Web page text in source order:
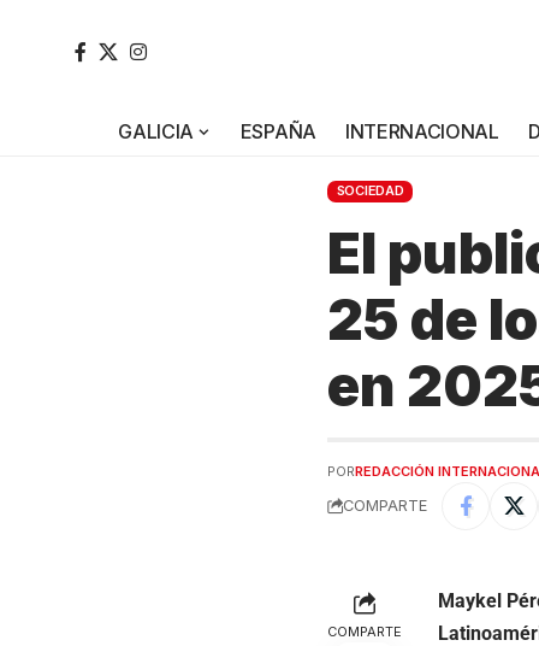
GALICIA ESPAÑA INTERNACIONAL
SOCIEDAD
El
25 de
en
PORREDACCIÓN
COMPARTE
COMPARTE
Maykel